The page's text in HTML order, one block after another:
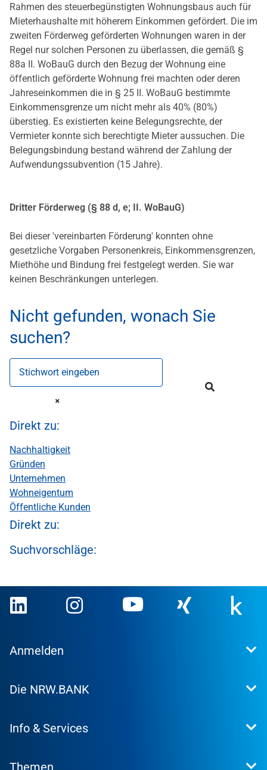
Rahmen des steuerbegünstigten Wohnungsbaus auch für
Mieterhaushalte mit höherem Einkommen gefördert. Die im
zweiten Förderweg geförderten Wohnungen waren in der
Regel nur solchen Personen zu überlassen, die gemäß §
88a II. WoBauG durch den Bezug der Wohnung eine
öffentlich geförderte Wohnung frei machten oder deren
Jahreseinkommen die in § 25 II. WoBauG bestimmte
Einkommensgrenze um nicht mehr als 40% (80%)
überstieg. Es existierten keine Belegungsrechte, der
Vermieter konnte sich berechtigte Mieter aussuchen. Die
Belegungsbindung bestand während der Zahlung der
Aufwendungssubvention (15 Jahre).
Dritter Förderweg (§ 88 d, e; II. WoBauG)
Bei dieser 'vereinbarten Förderung' konnten ohne
gesetzliche Vorgaben Personenkreis, Einkommensgrenzen,
Miethöhe und Bindung frei festgelegt werden. Sie war
keinen Beschränkungen unterlegen.
Nicht gefunden, wonach Sie
suchen?
Stichwort eingeben
Direkt zu:
Nachhaltigkeit
Gründen
Unternehmen
Wohneigentum
Öffentliche Kunden
Direkt zu:
Suchvorschläge:
Anmelden
Kundenportal
Die NRW.BANK
Presse
Info & Services
Produktsuche